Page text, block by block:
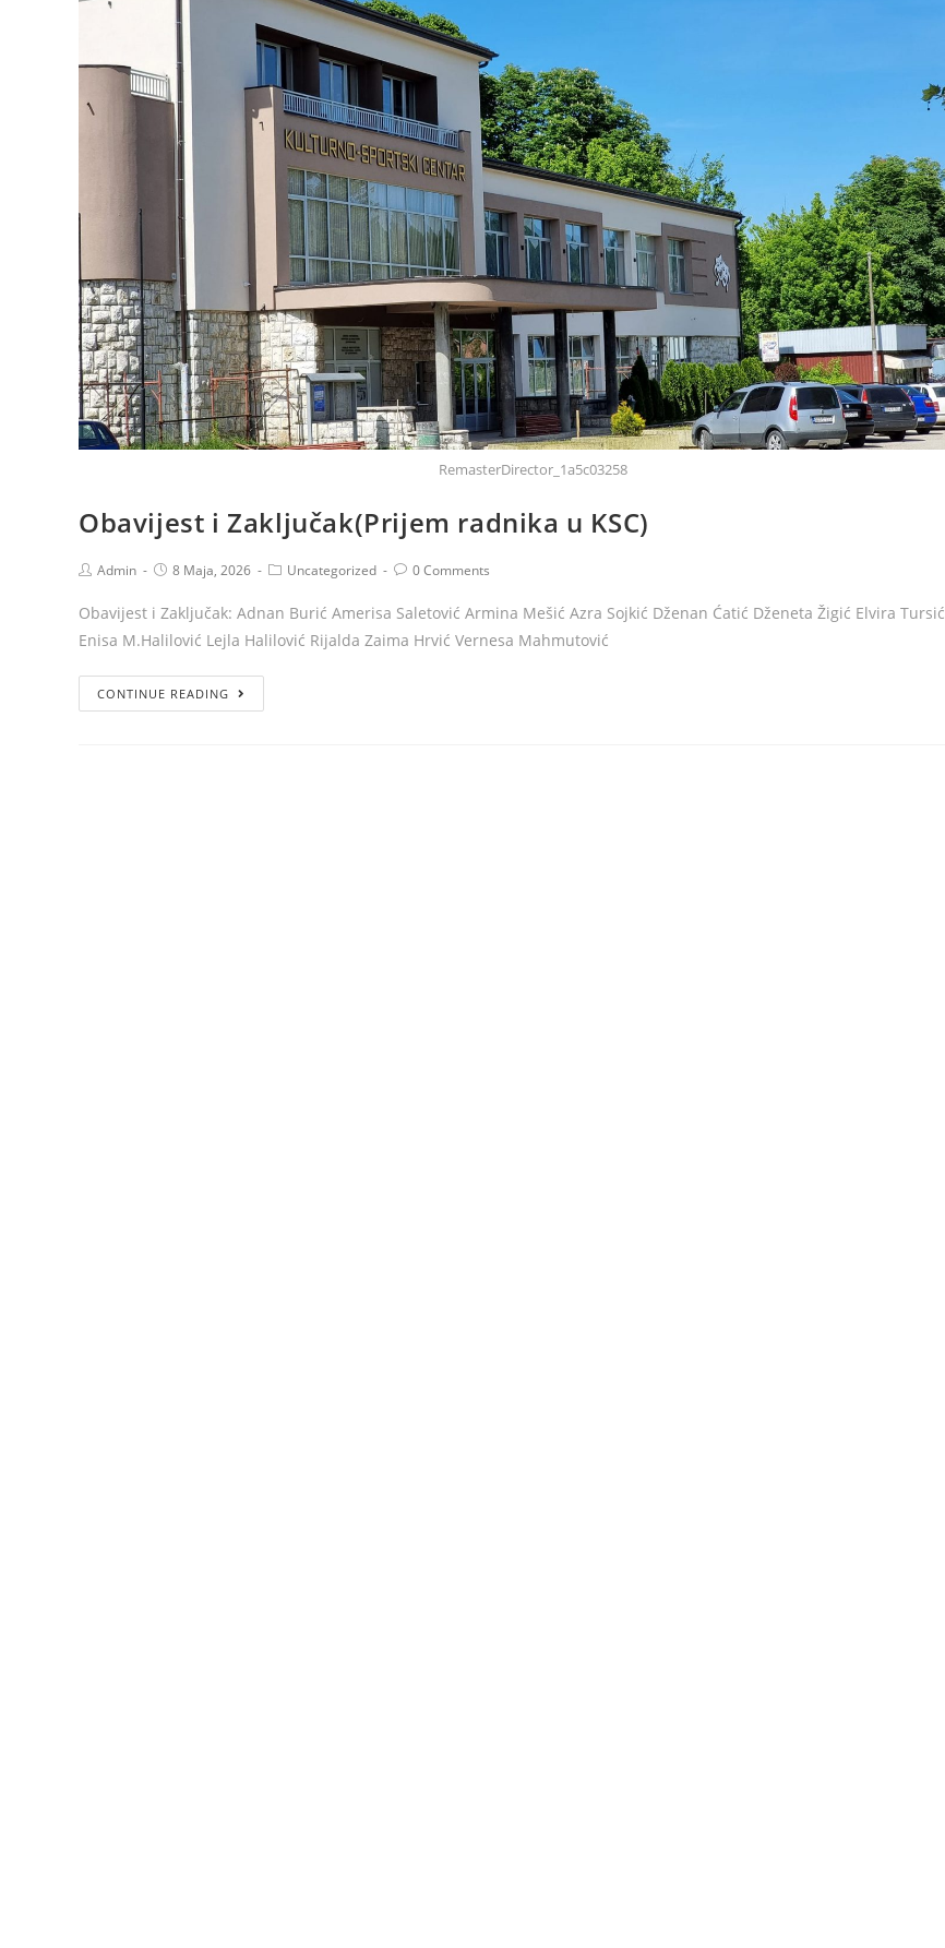
RemasterDirector_1a5c03258
Obavijest i Zaključak(Prijem radnika u KSC)
Admin 8 Maja, 2026 Uncategorized 0 Comments
Obavijest i Zaključak: Adnan Burić Amerisa Saletović Armina Mešić Azra Sojkić Dženan Ćatić Dženeta Žigić Elvira Tursić
Enisa M.Halilović Lejla Halilović Rijalda Zaima Hrvić Vernesa Mahmutović
CONTINUE READING